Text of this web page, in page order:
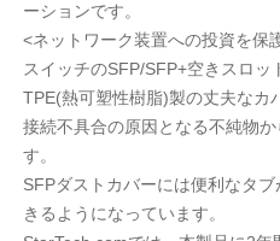
ーションです。
<ネットワーク装置への投資を保
スイッチのSFP/SFP+空きスロッ
TPE(熱可塑性樹脂)製の丈夫なカ
接続不具合の原因となる不純物
す。
SFPダストカバーには便利なタ
きるようになっています。